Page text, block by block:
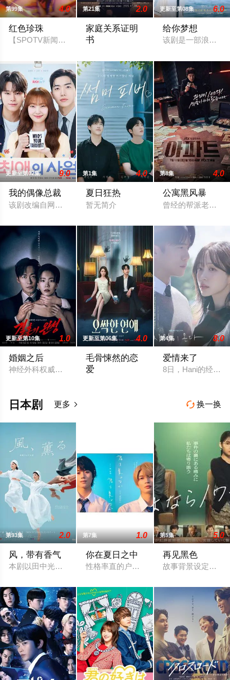
第99集 4.0
红色珍珠
【SPOTV新闻 = 记者 姜孝珍】演员朴真熙即将全面回归荧屏
第21集 2.0
家庭关系证明
书
更新至第08集 6.0
给你梦想
该剧是一部浪漫喜
更新至第02集 9.0
我的偶像总裁
该剧改编自网络漫画《我的欧巴是偶像》，是一部浪漫喜剧。
第1集 4.0
夏日狂热
暂无简介
第8集 4.0
公寓黑风暴
曾经的帮派老大急
更新至第10集 1.0
婚姻之后
神经外科权威姜泰柱（南宫珉 饰）因为老婆高世允（李雪 饰）
更新至第06集 4.0
毛骨悚然的恋
爱
第4集 8.0
爱情来了
8日，Hani的经纪
 换一换
日本剧 更多 
第93集 2.0
风，带有香气
本剧以田中光著作《明治的南丁格尔 大关和物语》为原案，取
第7集 1.0
你在夏日之中
性格率直的户田涉（奥智哉 饰）与校园
第5集 5.0
再见黑色
故事背景设定在繁